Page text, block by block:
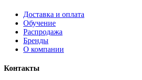
Доставка и оплата
Обучение
Распродажа
Бренды
О компании
Контакты